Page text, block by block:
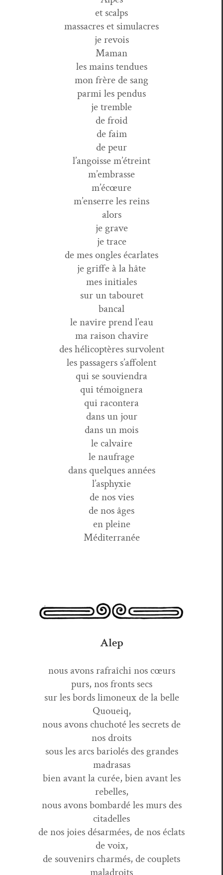
et scalps
mas­sacres et simulacres
je revois
Maman
les mains tendues
mon frère de sang
par­mi les pendus
je tremble
de froid
de faim
de peur
l’angoisse m’étreint
m’embrasse
m’écœure
m’enserre les reins
alors
je grave
je trace
de mes ongles écarlates
je griffe à la hâte
mes initiales
sur un tabouret
bancal
le navire prend l’eau
ma rai­son chavire
des héli­cop­tères survolent
les pas­sagers s’affolent
qui se souviendra
qui témoignera
qui racontera
dans un jour
dans un mois
le calvaire
le naufrage
dans quelques années
l’asphyxie
de nos vies
de nos âges
en pleine
Méditerranée
Alep
nous avons rafraîchi nos cœurs
purs, nos fronts secs
sur les bor­ds limoneux de la belle
Quoueiq,
nous avons chu­choté les secrets de
nos droits
sous les arcs bar­i­olés des grandes
madrasas
bien avant la curée, bien avant les
rebelles,
nous avons bom­bardé les murs des
citadelles
de nos joies désar­mées, de nos éclats
de voix,
de sou­venirs char­més, de cou­plets
maladroits